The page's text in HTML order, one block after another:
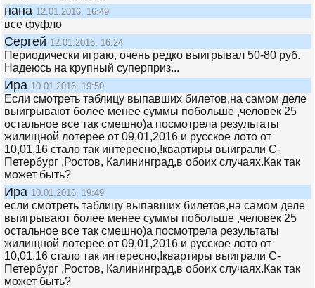
нана 12.01.2016, 16:49
все фуфло
Сергей 12.01.2016, 16:24
Периодически играю, очень редко выигрывал 50-80 руб.
Надеюсь на крупный суперприз...
Ира 10.01.2016, 19:50
Если смотреть таблицу выпавших билетов,на самом деле
выигрывают более менее суммы побольше ,человек 25
остальное все так смешно)а посмотрела результаты
жилищной лотерее от 09,01,2016 и русское лото от
10,01,16 стало так интересно,!квартиры выиграли С-
Петербург ,Ростов, Калининград,в обоих случаях.Как так
может быть?
Ира 10.01.2016, 19:49
если смотреть таблицу выпавших билетов,на самом деле
выигрывают более менее суммы побольше ,человек 25
остальное все так смешно)а посмотрела результаты
жилищной лотерее от 09,01,2016 и русское лото от
10,01,16 стало так интересно,!квартиры выиграли С-
Петербург ,Ростов, Калининград,в обоих случаях.Как так
может быть?